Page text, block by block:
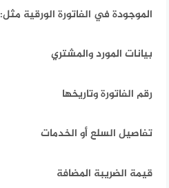
الموجودة في الفاتورة الورقية مثل:
بيانات المورد والمشتري
رقم الفاتورة وتاريخها
تفاصيل السلع أو الخدمات
قيمة الضريبة المضافة